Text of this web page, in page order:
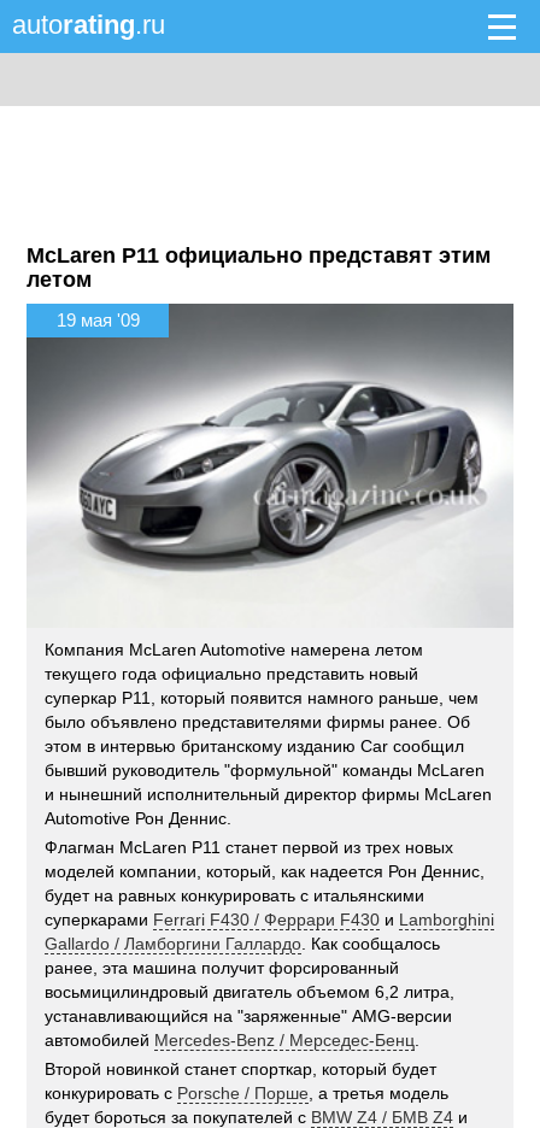
autorating.ru
McLaren P11 официально представят этим
летом
19 мая '09
Компания McLaren Automotive намерена летом
текущего года официально представить новый
суперкар P11, который появится намного раньше, чем
было объявлено представителями фирмы ранее. Об
этом в интервью британскому изданию Car сообщил
бывший руководитель "формульной" команды McLaren
и нынешний исполнительный директор фирмы McLaren
Automotive Рон Деннис.
Флагман McLaren P11 станет первой из трех новых
моделей компании, который, как надеется Рон Деннис,
будет на равных конкурировать с итальянскими
суперкарами Ferrari F430 / Феррари F430 и Lamborghini
Gallardo / Ламборгини Галлардо . Как сообщалось
ранее, эта машина получит форсированный
восьмицилиндровый двигатель объемом 6,2 литра,
устанавливающийся на "заряженные" AMG-версии
автомобилей Mercedes-Benz / Мерседес-Бенц
Второй новинкой станет спорткар, который будет
конкурировать с Porsche / Порше , а третья модель
будет бороться за покупателей с BMW Z4 / БМВ Z4 и